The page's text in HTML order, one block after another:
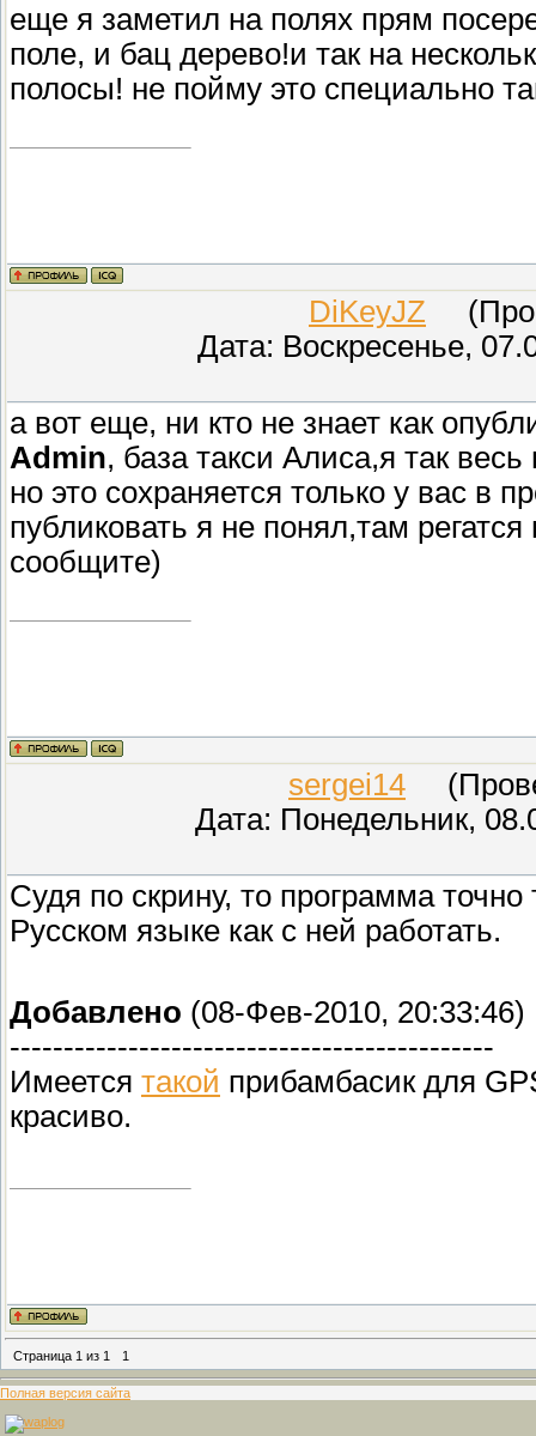
еще я заметил на полях прям
поле, и бац дерево!и так на
полосы! не пойму это специально
DiKeyJZ
Дата: Воскресенье,
а вот еще, ни кто не знает как
Admin, база такси Алиса,я так
но это сохраняется только у вас в
публиковать я не понял,там
сообщите)
sergei14
Дата: Понедельник,
Судя по скрину, то программа
Русском языке как с ней работать.
Добавлено (08-Фев-2010, 20:33:46)
---------------------------------------------
Имеется такой прибамбасик для
красиво.
Страница 1 из 1 1
Полная версия сайта